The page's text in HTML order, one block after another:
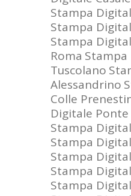
Stampa
Stampa
Stampa
Roma
Tuscolano
Alessandrino
Colle
Digitale
Stampa
Stampa
Stampa
Stampa
Stampa